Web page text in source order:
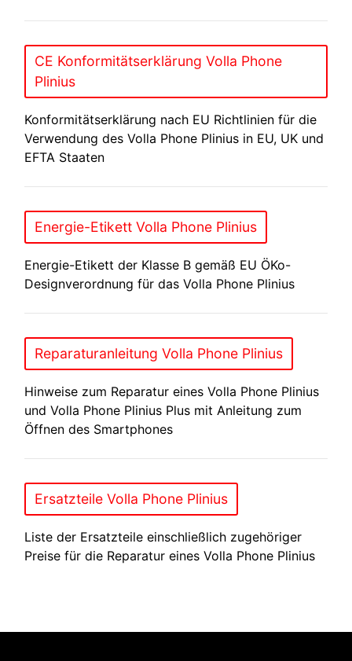
CE Konformitätserklärung Volla Phone
Plinius
Konformitätserklärung nach EU Richtlinien für die
Verwendung des Volla Phone Plinius in EU, UK und
EFTA Staaten
Energie-Etikett Volla Phone Plinius
Energie-Etikett der Klasse B gemäß EU ÖKo-
Designverordnung für das Volla Phone Plinius
Reparaturanleitung Volla Phone Plinius
Hinweise zum Reparatur eines Volla Phone Plinius
und Volla Phone Plinius Plus mit Anleitung zum
Öffnen des Smartphones
Ersatzteile Volla Phone Plinius
Liste der Ersatzteile einschließlich zugehöriger
Preise für die Reparatur eines Volla Phone Plinius